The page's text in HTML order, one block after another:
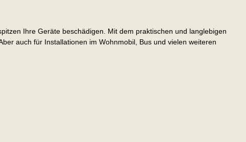
Ihre Geräte beschädigen. Mit dem praktischen und langlebigen
auch für Installationen im Wohnmobil, Bus und vielen weiteren